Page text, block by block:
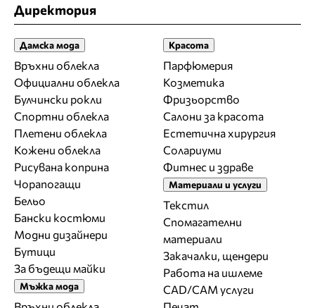
Директория
Дамска мода
Връхни облекла
Официални облекла
Булчински рокли
Спортни облекла
Плетени облекла
Кожени облекла
Рисувана коприна
Чорапогащи
Бельо
Бански костюми
Модни дизайнери
Бутици
За бъдещи майки
Мъжка мода
Красота
Парфюмерия
Козметика
Фризьорство
Салони за красота
Естетична хирургия
Солариуми
Фитнес и здраве
Материали и услуги
Текстил
Спомагателни
материали
Закачалки, щендери
Работа на ишлеме
CAD/CAM услуги